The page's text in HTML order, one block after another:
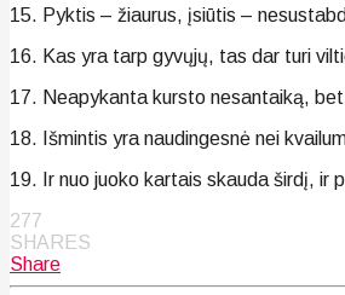
15. Pyktis – žiaurus, įsiūtis –
16. Kas yra tarp gyvųjų, tas dar turi
17. Neapykanta kursto nesantaiką,
18. Išmintis yra naudingesnė nei
19. Ir nuo juoko kartais skauda širdį, ir
277
SHARES
Share